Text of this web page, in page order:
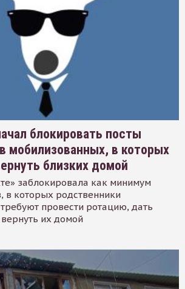
блокировать посты
мобилизованных, в которых
близких домой
заблокировала как минимум
в которых родственники
провести ротацию, дать
их домой